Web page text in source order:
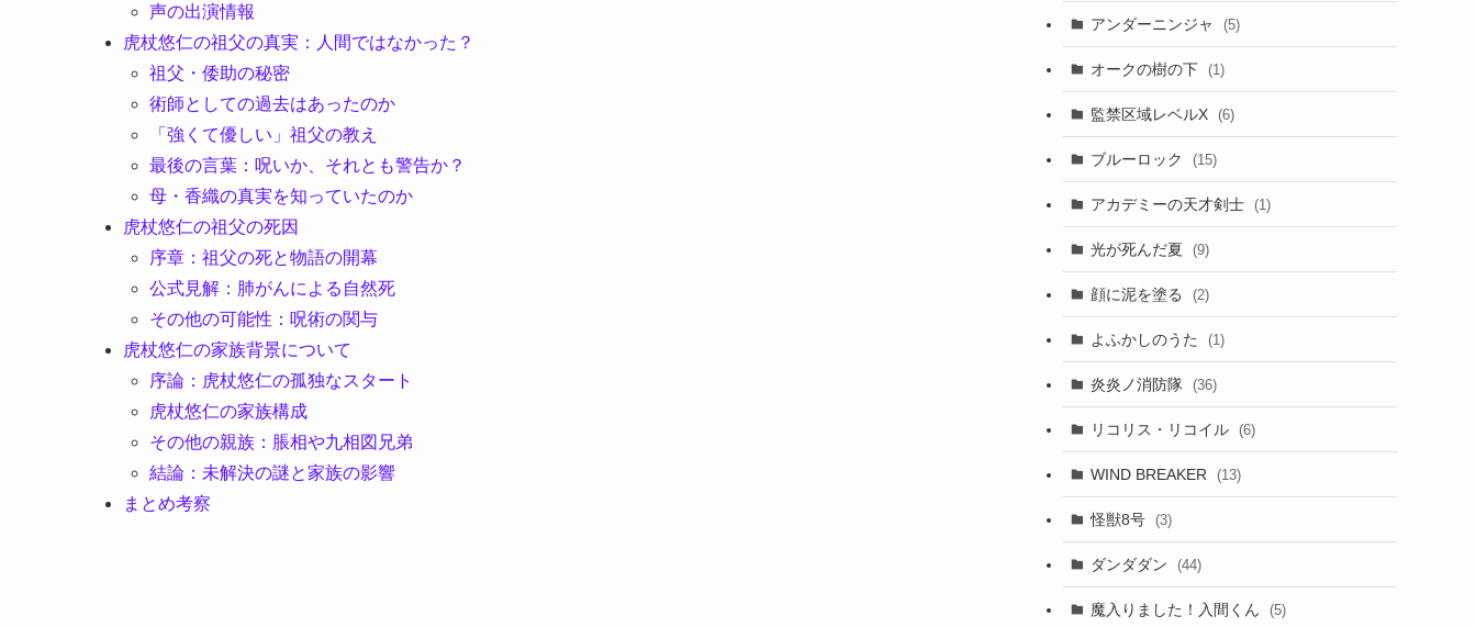
声の出演情報
虎杖悠仁の祖父の真実：人間ではなかった？
祖父・倭助の秘密
術師としての過去はあったのか
「強くて優しい」祖父の教え
最後の言葉：呪いか、それとも警告か？
母・香織の真実を知っていたのか
虎杖悠仁の祖父の死因
序章：祖父の死と物語の開幕
公式見解：肺がんによる自然死
その他の可能性：呪術の関与
虎杖悠仁の家族背景について
序論：虎杖悠仁の孤独なスタート
虎杖悠仁の家族構成
その他の親族：脹相や九相図兄弟
結論：未解決の謎と家族の影響
まとめ考察
アンダーニンジャ (5)
オークの樹の下 (1)
監禁区域レベルX (6)
ブルーロック (15)
アカデミーの天才剣士 (1)
光が死んだ夏 (9)
顔に泥を塗る (2)
よふかしのうた (1)
炎炎ノ消防隊 (36)
リコリス・リコイル (6)
WIND BREAKER (13)
怪獣8号 (3)
ダンダダン (44)
魔入りました！入間くん (5)